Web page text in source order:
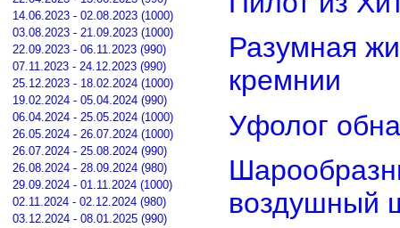
14.06.2023 - 02.08.2023 (1000)
03.08.2023 - 21.09.2023 (1000)
22.09.2023 - 06.11.2023 (990)
07.11.2023 - 24.12.2023 (990)
25.12.2023 - 18.02.2024 (1000)
19.02.2024 - 05.04.2024 (990)
06.04.2024 - 25.05.2024 (1000)
26.05.2024 - 26.07.2024 (1000)
26.07.2024 - 25.08.2024 (990)
26.08.2024 - 28.09.2024 (980)
29.09.2024 - 01.11.2024 (1000)
02.11.2024 - 02.12.2024 (980)
03.12.2024 - 08.01.2025 (990)
Разумная
кремнии
Уфолог
воздушный